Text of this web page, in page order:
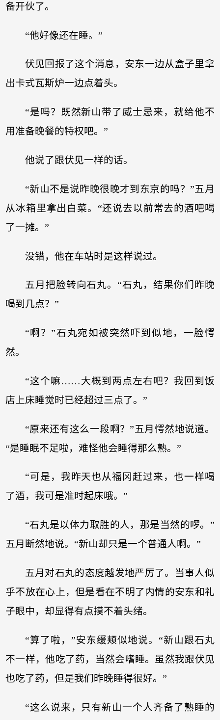
备开伙了。
“他好像还在睡。”
伏见回报了这个消息，安东一边从盒子里拿
出卡式瓦斯炉一边点着头。
“是吗？既然新山带了威士忌来，就给他不
用准备晚餐的特权吧。”
他说了跟伏见一样的话。
“新山不是说昨晚很晚才到东京的吗？”五月
从冰箱里拿出白菜。“还说去以前常去的酒吧喝
了一摊。”
没错，他在车站时是这样说过。
五月把脸转向石丸。“石丸，结果你们昨晚
喝到几点？”
“啊？”石丸宛如被突然吓到似地，一脸愕
然。
“这个嘛……大概到两点左右吧？我回到饭
店上床睡觉时已经超过三点了。”
“原来还有这么一段啊？”五月愕然地说道。
“是睡眠不足啦，难怪他会睡得那么熟。”
“可是，我昨天也从福冈赶过来，也一样喝
了酒，我可是准时起床哦。”
“石丸是以体力取胜的人，那是当然的啰。”
五月断然地说。“新山却只是一个普通人啊。”
五月对石丸的态度越发地严厉了。当事人似
乎不放在心上，但是看在不明了内情的安东和礼
子眼中，却显得有点摸不着头绪。
“算了啦，”安东缓颊似地说。“新山跟石丸
不一样，他吃了药，当然会嗜睡。虽然我跟伏见
也吃了药，但是我们昨晚睡得很好。”
“这么说来，只有新山一个人齐备了熟睡的